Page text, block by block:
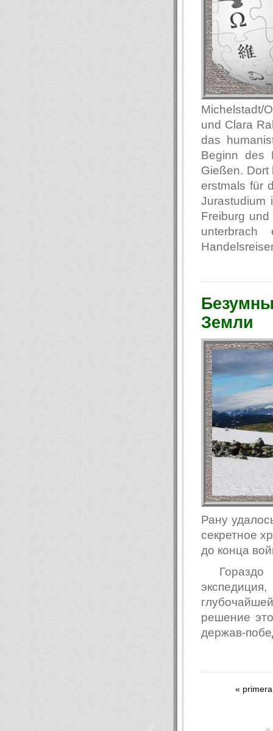
Michelstadt/
und Clara
das
Beginn des
Gießen. Dort
erstmals für
Jurastudium
Freiburg
Земли
Рану
секретное
до конца
Гораздо
решение
держав-
« primera